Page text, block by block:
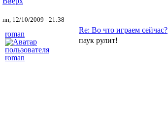
пн, 12/10/2009 - 21:38
roman
Re: Во что играем сейчас?
паук рулит!